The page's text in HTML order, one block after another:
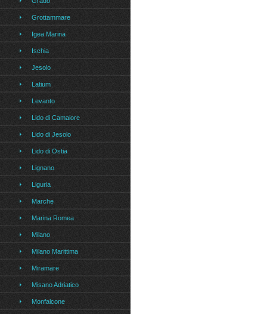
Grottammare
Igea Marina
Ischia
Jesolo
Latium
Levanto
Lido di Camaiore
Lido di Jesolo
Lido di Ostia
Lignano
Liguria
Marche
Marina Romea
Milano
Milano Marittima
Miramare
Misano Adriatico
Monfalcone